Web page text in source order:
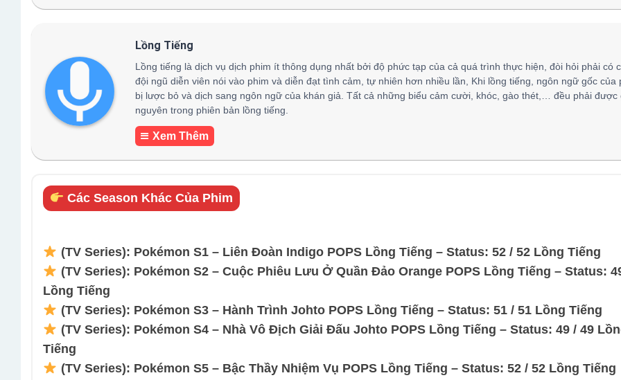
Lồng Tiếng
Lồng tiếng là dịch vụ dịch phim ít thông dụng nhất bởi độ phức tạp của cả quá trình thực hiện, đòi hỏi phải có
đội ngũ diễn viên nói vào phim và diễn đạt tình cảm, tự nhiên hơn nhiều lần, Khi lồng tiếng, ngôn ngữ gốc của
bị lược bỏ và dịch sang ngôn ngữ của khán giả. Tất cả những biểu cảm cười, khóc, gào thét,… đều phải được
nguyên trong phiên bản lồng tiếng.
Xem Thêm
Các Season Khác Của Phim
(TV Series): Pokémon S1 – Liên Đoàn Indigo POPS Lồng Tiếng – Status: 52 / 52 Lồng Tiếng
(TV Series): Pokémon S2 – Cuộc Phiêu Lưu Ở Quần Đảo Orange POPS Lồng Tiếng – Status:
Lồng Tiếng
(TV Series): Pokémon S3 – Hành Trình Johto POPS Lồng Tiếng – Status: 51 / 51 Lồng Tiếng
(TV Series): Pokémon S4 – Nhà Vô Địch Giải Đấu Johto POPS Lồng Tiếng – Status: 49 / 49
Tiếng
(TV Series): Pokémon S5 – Bậc Thầy Nhiệm Vụ POPS Lồng Tiếng – Status: 52 / 52 Lồng Tiếng